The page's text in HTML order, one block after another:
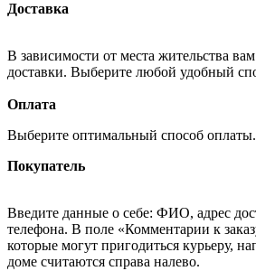
Доставка
В зависимости от места жительства
доставки. Выберите любой удобный
Оплата
Выберите оптимальный способ оплаты.
Покупатель
Введите данные о себе: ФИО, адрес
телефона. В поле «Комментарии к
которые могут пригодиться курьеру,
доме считаются справа налево.